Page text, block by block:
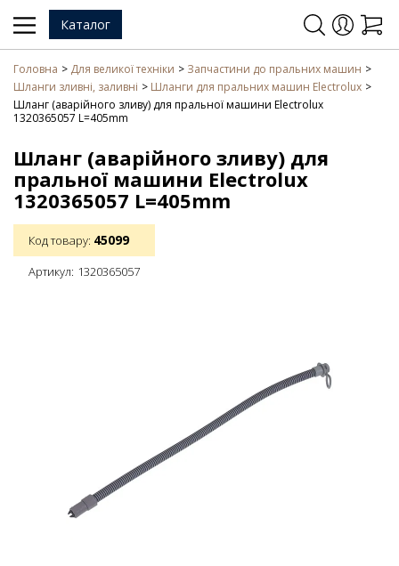
Каталог
Головна Для великої техніки
Запчастини до пральних машин
Шланги зливні, заливні
Шланги для пральних машин Electrolux
Шланг (аварійного зливу) для пральної машини Electrolux
1320365057 L=405mm
Шланг (аварійного зливу) для
пральної машини Electrolux
1320365057 L=405mm
Код товару: 45099
Артикул: 1320365057